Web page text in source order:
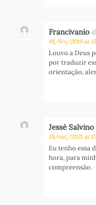
Francivanio
01/fev/2019 às
Louvo a Deus
por traduzir
orientação,
Jessé
19/out/2021 às
Eu tenho essa
hora, para
compreensão.